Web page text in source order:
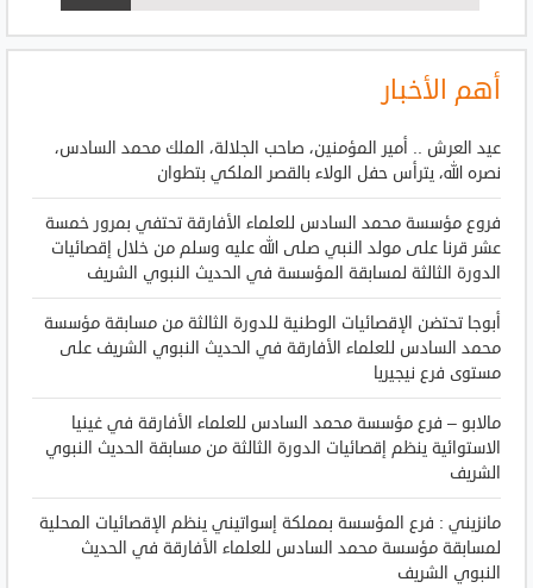
أهم الأخبار
عيد العرش .. أمير المؤمنين، صاحب الجلالة، الملك محمد السادس،
نصره الله، يترأس حفل الولاء بالقصر الملكي بتطوان
فروع مؤسسة محمد السادس للعلماء الأفارقة تحتفي بمرور خمسة
عشر قرنا على مولد النبي صلى الله عليه وسلم من خلال إقصائيات
الدورة الثالثة لمسابقة المؤسسة في الحديث النبوي الشريف
أبوجا تحتضن الإقصائيات الوطنية للدورة الثالثة من مسابقة مؤسسة
محمد السادس للعلماء الأفارقة في الحديث النبوي الشريف على
مستوى فرع نيجيريا
مالابو – فرع مؤسسة محمد السادس للعلماء الأفارقة في غينيا
الاستوائية ينظم إقصائيات الدورة الثالثة من مسابقة الحديث النبوي
الشريف
مانزيني : فرع المؤسسة بمملكة إسواتيني ينظم الإقصائيات المحلية
لمسابقة مؤسسة محمد السادس للعلماء الأفارقة في الحديث
النبوي الشريف